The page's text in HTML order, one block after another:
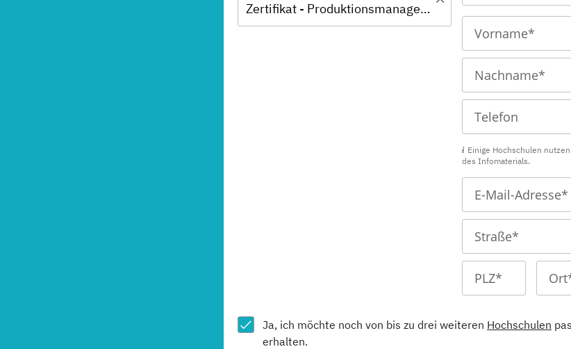
Zertifikat - Produktionsmanagement
Einige Hochschulen
des Infomaterials.
Ja, ich möchte noch von bis zu drei weiteren Hochschulen
erhalten.